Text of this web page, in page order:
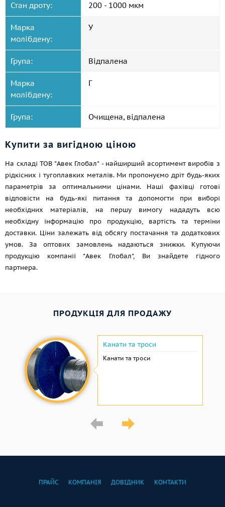
Стан дроту: 200 - 1000 мкм
Марка
молібдену:
У
Група: Відпалена
Марка
молібдену:
Г
Група: Очищена, відпалена
Купити за вигідною ціною
На складі ТОВ "Авек Глобал" - найширший асортимент виробів з
рідкісних і тугоплавких металів. Ми пропонуємо дріт будь-яких
параметрів за оптимальними цінами. Наші фахівці готові
відповісти на будь-які питання та допомогти при виборі
необхідних матеріалів, на першу вимогу нададуть всю
необхідну інформацію про продукцію, вартість та терміни
доставки. Ціни залежать від обсягу постачання та додаткових
умов. За оптових замовлень надаються знижки. Купуючи
продукцію компанії "Авек Глобал", Ви знайдете гідного
партнера.
ПРОДУКЦІЯ ДЛЯ ПРОДАЖУ
Канати та троси
Канати та троси
ПРАЙС КОМПАНІЯ ДОВІДНИК КОНТАКТИ